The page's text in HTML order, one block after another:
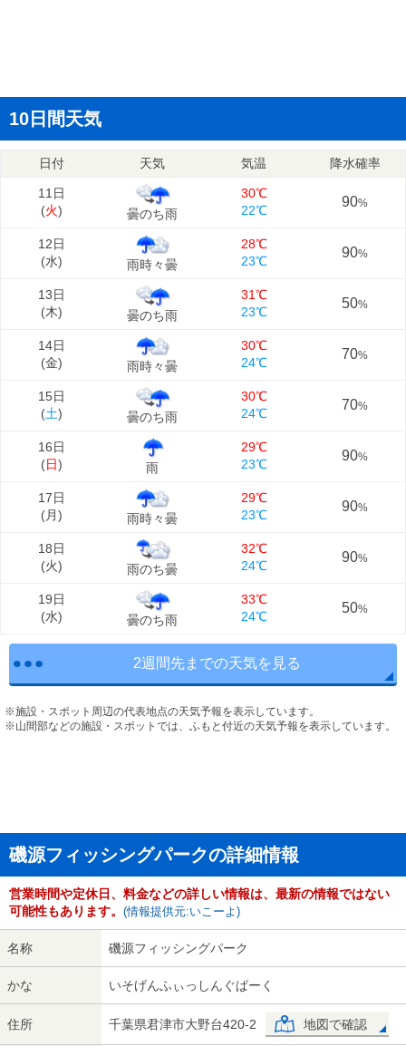
10日間天気
日付 天気 気温 降水確率
11日
(火) 曇のち雨
30℃
22℃
90%
12日
(水) 雨時々曇
28℃
23℃
90%
13日
(木) 曇のち雨
31℃
23℃
50%
14日
(金) 雨時々曇
30℃
24℃
70%
15日
(土) 曇のち雨
30℃
24℃
70%
16日
(日) 雨
29℃
23℃
90%
17日
(月) 雨時々曇
29℃
23℃
90%
18日
(火) 雨のち曇
32℃
24℃
90%
19日
(水) 曇のち雨
33℃
24℃
50%
2週間先までの天気を見る
※施設・スポット周辺の代表地点の天気予報を表示しています。
※山間部などの施設・スポットでは、ふもと付近の天気予報を表示しています。
磯源フィッシングパークの詳細情報
営業時間や定休日、料金などの詳しい情報は、最新の情報ではない
可能性もあります。 (情報提供元:いこーよ)
名称 磯源フィッシングパーク
かな いそげんふぃっしんぐぱーく
住所 千葉県君津市大野台420-2 地図で確認